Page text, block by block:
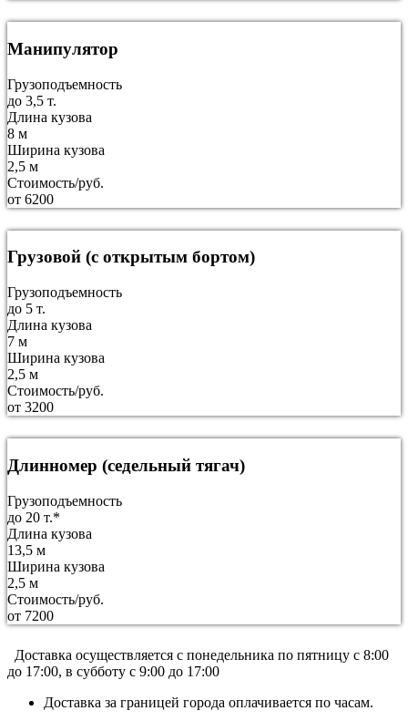
Манипулятор
Грузоподъемность
до 3,5 т.
Длина кузова
8 м
Ширина кузова
2,5 м
Стоимость/руб.
от 6200
Грузовой (с открытым бортом)
Грузоподъемность
до 5 т.
Длина кузова
7 м
Ширина кузова
2,5 м
Стоимость/руб.
от 3200
Длинномер (седельный тягач)
Грузоподъемность
до 20 т.*
Длина кузова
13,5 м
Ширина кузова
2,5 м
Стоимость/руб.
от 7200
Доставка осуществляется c понедельника по пятницу с 8:00
до 17:00, в субботу с 9:00 до 17:00
Доставка за границей города оплачивается по часам.